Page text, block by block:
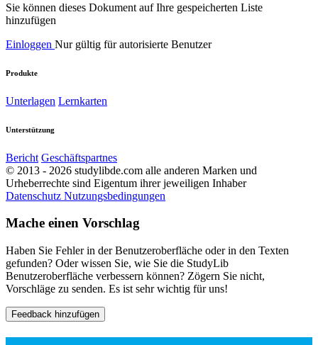
Sie können dieses Dokument auf Ihre gespeicherten Liste
hinzufügen
Einloggen Nur gültig für autorisierte Benutzer
Produkte
Unterlagen Lernkarten
Unterstützung
Bericht Geschäftspartnes
© 2013 - 2026 studylibde.com alle anderen Marken und
Urheberrechte sind Eigentum ihrer jeweiligen Inhaber
Datenschutz Nutzungsbedingungen
Mache einen Vorschlag
Haben Sie Fehler in der Benutzeroberfläche oder in den Texten
gefunden? Oder wissen Sie, wie Sie die StudyLib
Benutzeroberfläche verbessern können? Zögern Sie nicht,
Vorschläge zu senden. Es ist sehr wichtig für uns!
Feedback hinzufügen